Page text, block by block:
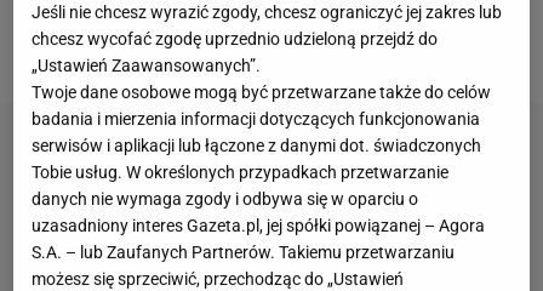
z dniem 4 marca 2020 roku - czytamy na oficjalnej
stronie klubu.
Jeśli nie chcesz wyrazić zgody, chcesz ograniczyć jej zakres lub
chcesz wycofać zgodę uprzednio udzieloną przejdź do
„Ustawień Zaawansowanych”.
Twoje dane osobowe mogą być przetwarzane także do celów
badania i mierzenia informacji dotyczących funkcjonowania
serwisów i aplikacji lub łączone z danymi dot. świadczonych
Tobie usług. W określonych przypadkach przetwarzanie
danych nie wymaga zgody i odbywa się w oparciu o
uzasadniony interes Gazeta.pl, jej spółki powiązanej – Agora
S.A. – lub Zaufanych Partnerów. Takiemu przetwarzaniu
możesz się sprzeciwić, przechodząc do „Ustawień